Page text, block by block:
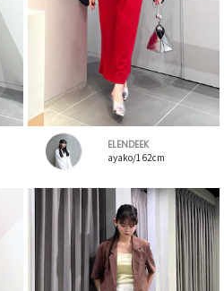
ELENDEEK
ayako/162cm